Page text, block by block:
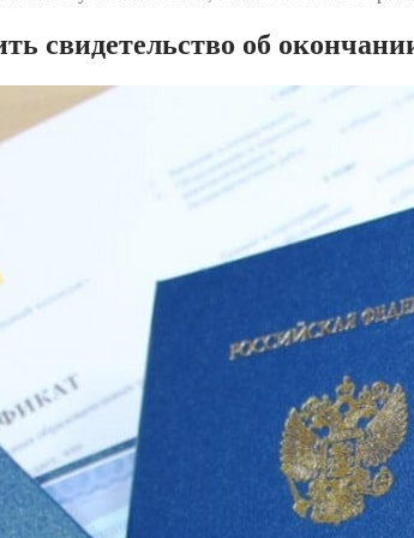
свидетельство об